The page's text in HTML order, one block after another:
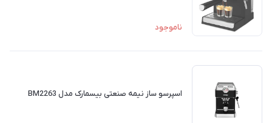
ناموجود
اسپرسو ساز نیمه صنعتی بیسمارک مدل BM2263